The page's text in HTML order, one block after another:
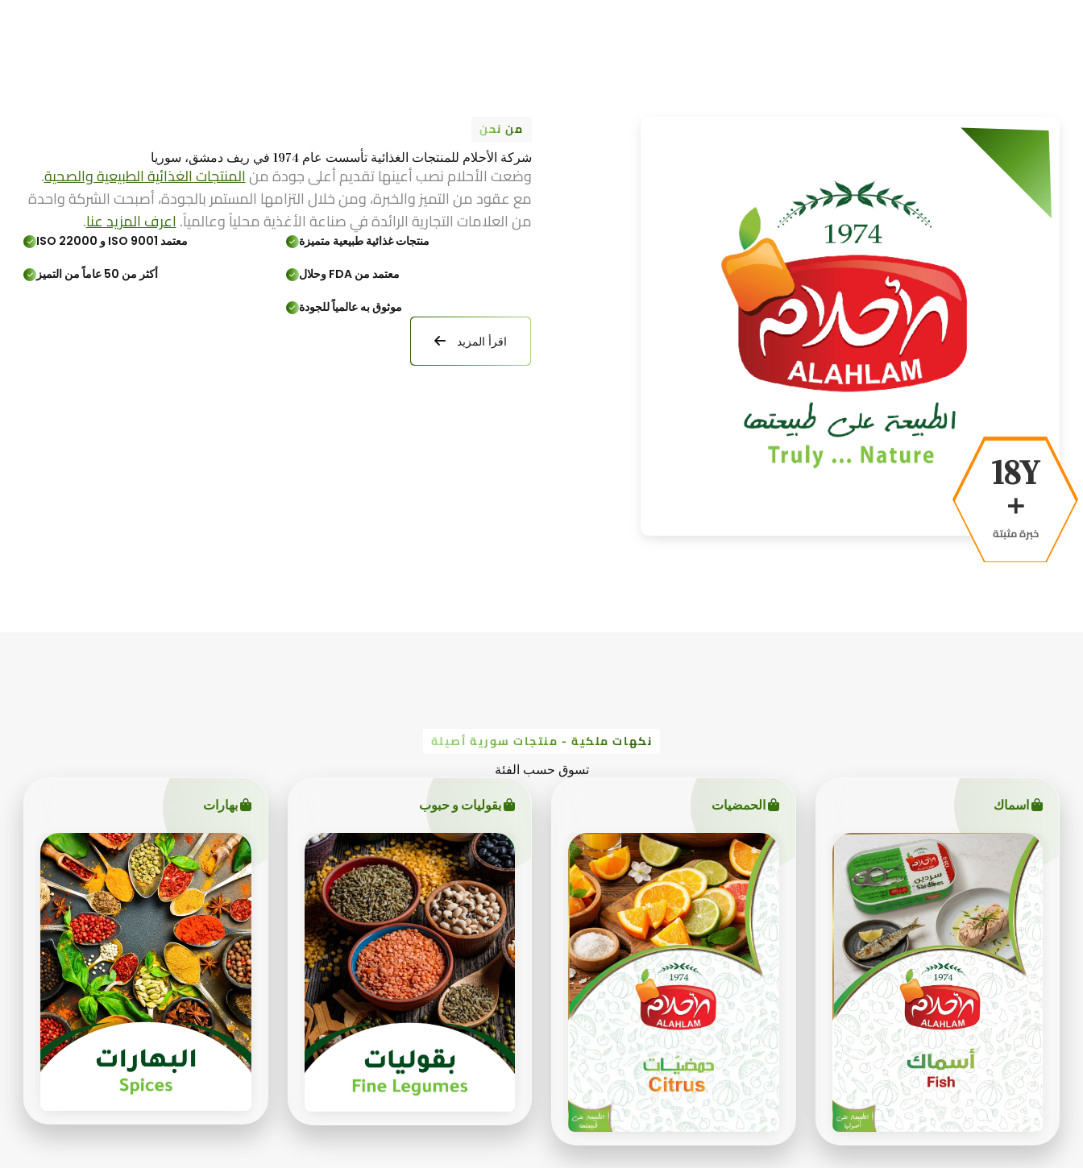
36Y
+
خبرة مثبتة
من نحن
شركة الأحلام للمنتجات الغذائية تأسست عام 1974 في ريف دمشق، سوريا
وضعت الأحلام نصب أعينها تقديم أعلى جودة منالمنتجات الغذائية الطبيعية والصحية.
مع عقود من التميز والخبرة، ومن خلال التزامها المستمر بالجودة، أصبحت الشركة واحدة
من العلامات التجارية الرائدة في صناعة الأغذية محلياً وعالمياً.اعرف المزيد عنا.
منتجات غذائية طبيعية متميزة معتمد ISO 9001 و ISO 22000
معتمد من FDA وحلال أكثر من 50 عاماً من التميز
موثوق به عالمياً للجودة
اقرأ المزيد
نكهات ملكية - منتجات سورية أصيلة
تسوق حسب الفئة
اسماك الحمضيات بقوليات و حبوب بهارات